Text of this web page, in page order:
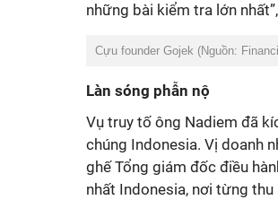
những bài kiểm tra lớn
Cựu founder Gojek (Nguồn:
Làn sóng phẫn nộ
Vụ truy tố ông Nadiem đã
chúng Indonesia. Vị doanh
ghế Tổng giám đốc điều
nhất Indonesia, nơi từng